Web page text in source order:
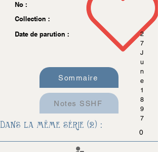
No :
Collection :
Date de parution :
2
7
J
u
n
e
1
8
9
7
0
Sommaire
Notes SSHF
Dans la même série (2) :